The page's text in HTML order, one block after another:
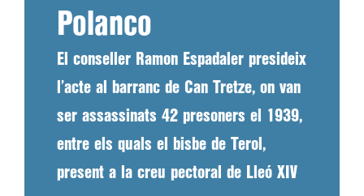
Polanco
El conseller Ramon Espadaler presideix
l’acte al barranc de Can Tretze, on van
ser assassinats 42 presoners el 1939,
entre els quals el bisbe de Terol,
present a la creu pectoral de Lleó XIV